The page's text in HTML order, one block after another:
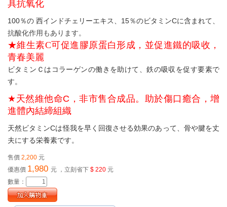
具抗氧化
100％の 西インドチェリーエキス、 15％のビタミンCに含まれて、
抗酸化作用もあります。
★維生素C可促進膠原蛋白形成，並促進鐵的吸收，
青春美麗
ビタミンＣはコラーゲンの働きを助けて、鉄の吸収を促す要素で
す。
★天然維他命C ，非市售合成品。助於傷口癒合，增
進體內結締組織
天然ビタミンCは怪我を早く回復させる効果のあって、骨や腱を丈
夫にする栄養素です。
售價 2,200 元
優惠價 1,980 元 ，立刻省下 $ 220 元
數量：